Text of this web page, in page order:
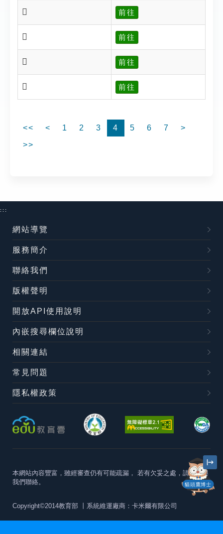
𩐣 前往
𩐤 前往
𩐥 前往
𩐦 前往
<< < 1 2 3 4 5 6 7
>
>>
貓頭鷹博士
:::
網站導覽
服務簡介
聯絡我們
版權聲明
開放API使用說明
內嵌搜尋欄位說明
相關連結
常見問題
隱私權政策
本網站內容豐富，雖經審查仍有可能疏漏， 若有欠妥之處，請隨時與
我們聯絡。
Copyright©2014教育部 丨系統維運廠商：卡米爾有限公司